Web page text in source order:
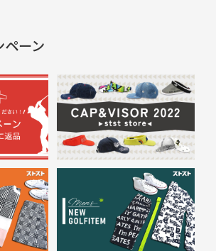
ンがお
30代女性
いつも素敵な商品を
かかりますか？
いた場合も全国一律で800円とさせて頂
。(1配送先につき)
込)以上お買い物をして頂けた場合は送
ョッピングカートに複数商品を入れて
ませ。
ますか？
いて
計測しておりますので、若干の誤
がございます。
特性故、メンテンスを行っておりま
草、香水、お香、古着特有の香
付着している場合がございます。
ペーン